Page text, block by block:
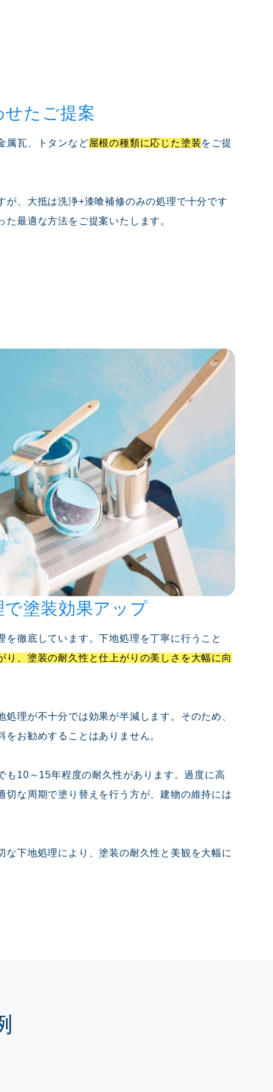
せたご提案
属瓦、トタンなど屋根の種類に応じた塗装をご提
が、大抵は洗浄+漆喰補修のみの処理で十分です
最適な方法をご提案いたします。
塗装効果アップ
を徹底しています。下地処理を丁寧に行うこと
り、塗装の耐久性と仕上がりの美しさを大幅に向
理が不十分では効果が半減します。そのため、
お勧めすることはありません。
も10～15年程度の耐久性があります。過度に高
切な周期で塗り替えを行う方が、建物の維持には
な下地処理により、塗装の耐久性と美観を大幅に